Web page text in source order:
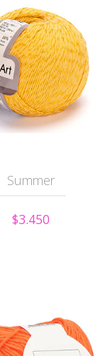
Summer
$3.450